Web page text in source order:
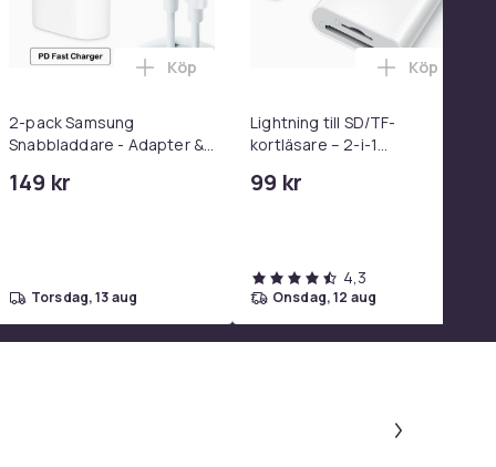
i varukorgen
Lutning i varukorgen
Kit av Esefido i varukorgen
2-pack Samsung
Snabbladdare - Adapter &
149 kr
Lägg till 2-pack Samsung Snabbladdare
Köp
torsdag, 13 aug
Lightning till SD/TF-
kortläsare – 2-i-1
iPhone/iPad
99 kr
Lägg till
Köp
4,3
onsdag, 12 aug